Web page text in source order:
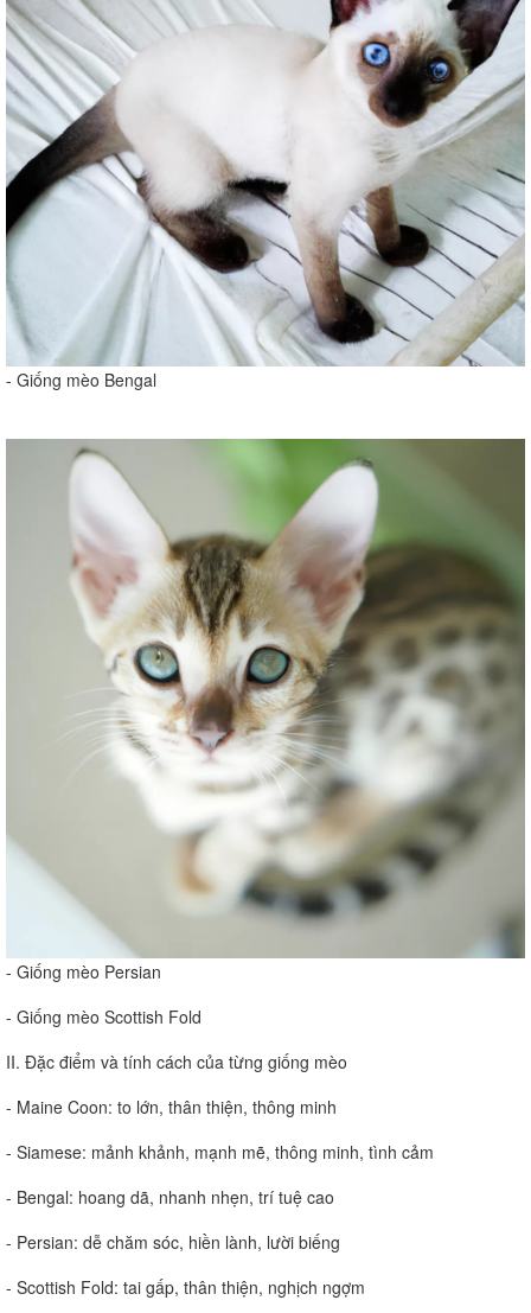
- Giống mèo Bengal
- Giống mèo Persian
- Giống mèo Scottish Fold
II. Đặc điểm và tính cách của từng giống mèo
- Maine Coon: to lớn, thân thiện, thông minh
- Siamese: mảnh khảnh, mạnh mẽ, thông minh, tình cảm
- Bengal: hoang dã, nhanh nhẹn, trí tuệ cao
- Persian: dễ chăm sóc, hiền lành, lười biếng
- Scottish Fold: tai gấp, thân thiện, nghịch ngợm